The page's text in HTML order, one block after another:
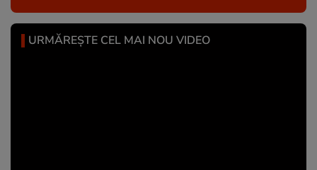
URMĂREȘTE CEL MAI NOU VIDEO